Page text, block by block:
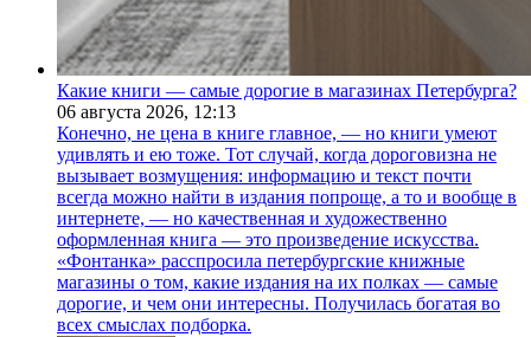
Какие книги — самые дорогие в магазинах Петербурга?
06 августа 2026, 12:13
Конечно, не цена в книге главное, — но книги умеют
удивлять и ею тоже. Тот случай, когда дороговизна не
вызывает возмущения: информацию и текст почти
всегда можно найти в издания попроще, а то и вообще в
интернете, — но качественная и художественно
оформленная книга — это произведение искусства.
«Фонтанка» расспросила петербургские книжные
магазины о том, какие издания на их полках — самые
дорогие, и чем они интересны. Получилась богатая во
всех смыслах подборка.